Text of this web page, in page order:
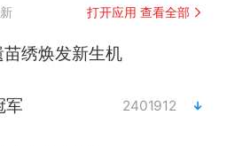
打开应用 查看全部
绣焕发新生机
军 2401912